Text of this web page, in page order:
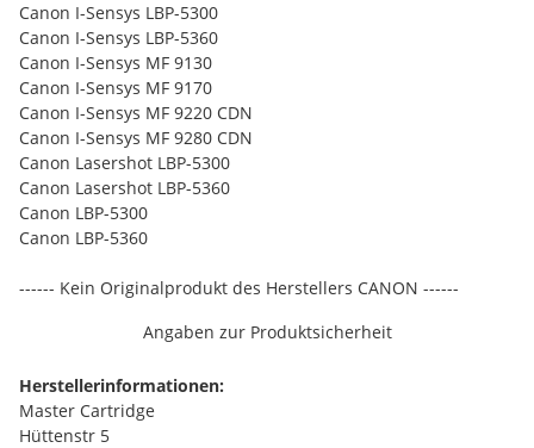
Canon I-Sensys LBP-5300
Canon I-Sensys LBP-5360
Canon I-Sensys MF 9130
Canon I-Sensys MF 9170
Canon I-Sensys MF 9220 CDN
Canon I-Sensys MF 9280 CDN
Canon Lasershot LBP-5300
Canon Lasershot LBP-5360
Canon LBP-5300
Canon LBP-5360
------ Kein Originalprodukt des Herstellers CANON ------
Angaben zur Produktsicherheit
Herstellerinformationen:
Master Cartridge
Hüttenstr 5